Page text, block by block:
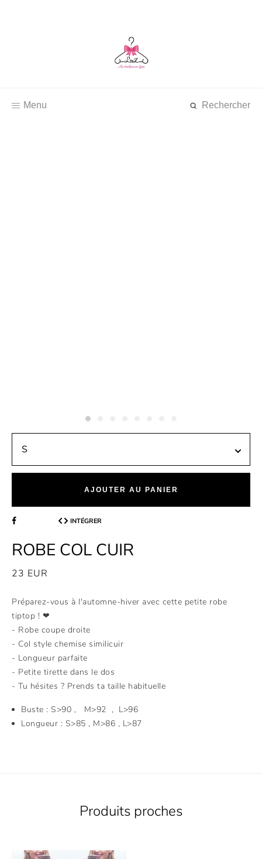
Menu Rechercher
AJOUTER AU PANIER
INTÉGRER
ROBE COL CUIR
23 EUR
Préparez-vous à l'automne-hiver avec cette petite robe
tiptop ! ❤
- Robe coupe droite
- Col style chemise similicuir
- Longueur parfaite
- Petite tirette dans le dos
- Tu hésites ? Prends ta taille habituelle
Buste : S>90 , M>92 , L>96
Longueur : S>85 , M>86 , L>87
Produits proches